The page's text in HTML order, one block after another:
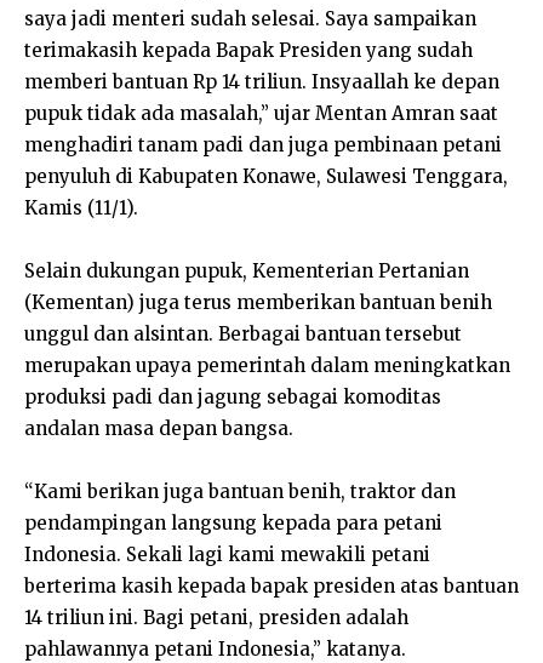
saya jadi menteri sudah selesai. Saya sampaikan
terimakasih kepada Bapak Presiden yang sudah
memberi bantuan Rp 14 triliun. Insyaallah ke depan
pupuk tidak ada masalah,” ujar Mentan Amran saat
menghadiri tanam padi dan juga pembinaan petani
penyuluh di Kabupaten Konawe, Sulawesi Tenggara,
Kamis (11/1).
Selain dukungan pupuk, Kementerian Pertanian
(Kementan) juga terus memberikan bantuan benih
unggul dan alsintan. Berbagai bantuan tersebut
merupakan upaya pemerintah dalam meningkatkan
produksi padi dan jagung sebagai komoditas
andalan masa depan bangsa.
“Kami berikan juga bantuan benih, traktor dan
pendampingan langsung kepada para petani
Indonesia. Sekali lagi kami mewakili petani
berterima kasih kepada bapak presiden atas bantuan
14 triliun ini. Bagi petani, presiden adalah
pahlawannya petani Indonesia,” katanya.